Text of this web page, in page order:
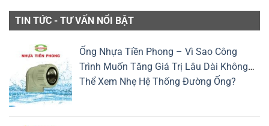
TIN TỨC - TƯ VẤN NỔI BẬT
Ống Nhựa Tiền Phong – Vì Sao Công
Trình Muốn Tăng Giá Trị Lâu Dài Không
Thể Xem Nhẹ Hệ Thống Đường Ống?